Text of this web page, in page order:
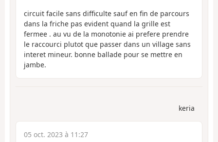
circuit facile sans difficulte sauf en fin de parcours
dans la friche pas evident quand la grille est
fermee . au vu de la monotonie ai prefere prendre
le raccourci plutot que passer dans un village sans
interet mineur. bonne ballade pour se mettre en
jambe.
keria
05 oct. 2023 à 11:27